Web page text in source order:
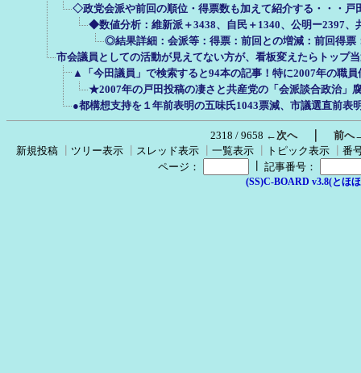
◇政党会派や前回の順位・得票数も加えて紹介する・・・戸
◆数値分析：維新派＋3438、自民＋1340、公明ー2397、
◎結果詳細：会派等：得票：前回との増減：前回得票
市会議員としての活動が見えてない方が、看板変えたらトップ
▲「今田議員」で検索すると94本の記事！特に2007年の職
★2007年の戸田投稿の凄さと共産党の「会派談合政治」
●都構想支持を１年前表明の五味氏1043票減、市議選直前表
2318 / 9658 ←次へ｜ 前へ
新規投稿
ツリー表示 スレッド表示 一覧表示 トピック表示
番
ページ：
記事番号：
(SS)C-BOARD v3.8(とほ